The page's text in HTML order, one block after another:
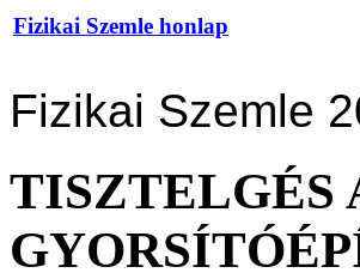
Fizikai Szemle honlap
Fizikai Szemle
TISZTELGÉS